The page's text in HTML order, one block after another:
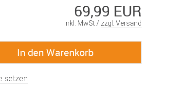
69,99 EUR
inkl. MwSt / zzgl. Versand
setzen